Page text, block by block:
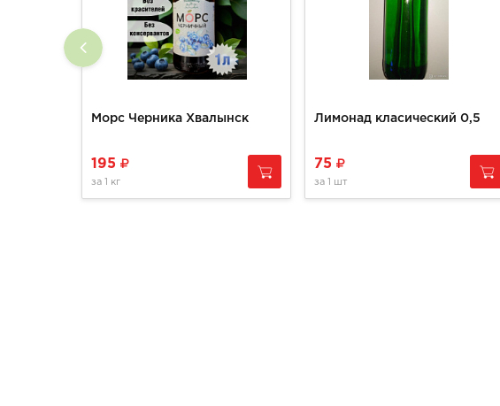
Морс Черника Хвалынск
195
за 1 кг
Лимонад класический 0,5
75
за 1 шт